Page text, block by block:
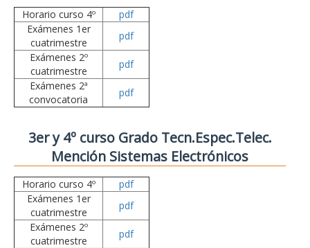
Horario curso 4º
pdf
Exámenes 1er
cuatrimestre
pdf
Exámenes 2º
cuatrimestre
pdf
Exámenes 2ª
convocatoria
pdf
3er y 4º curso Grado Tecn.Espec.Telec.
Mención Sistemas Electrónicos
Horario curso 4º
pdf
Exámenes 1er
cuatrimestre
pdf
Exámenes 2º
cuatrimestre
pdf